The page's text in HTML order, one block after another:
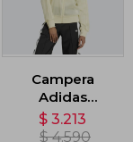
Campera
Adidas
Adicolor Sheer
- Amarillo
$ 3.213
$ 4.590